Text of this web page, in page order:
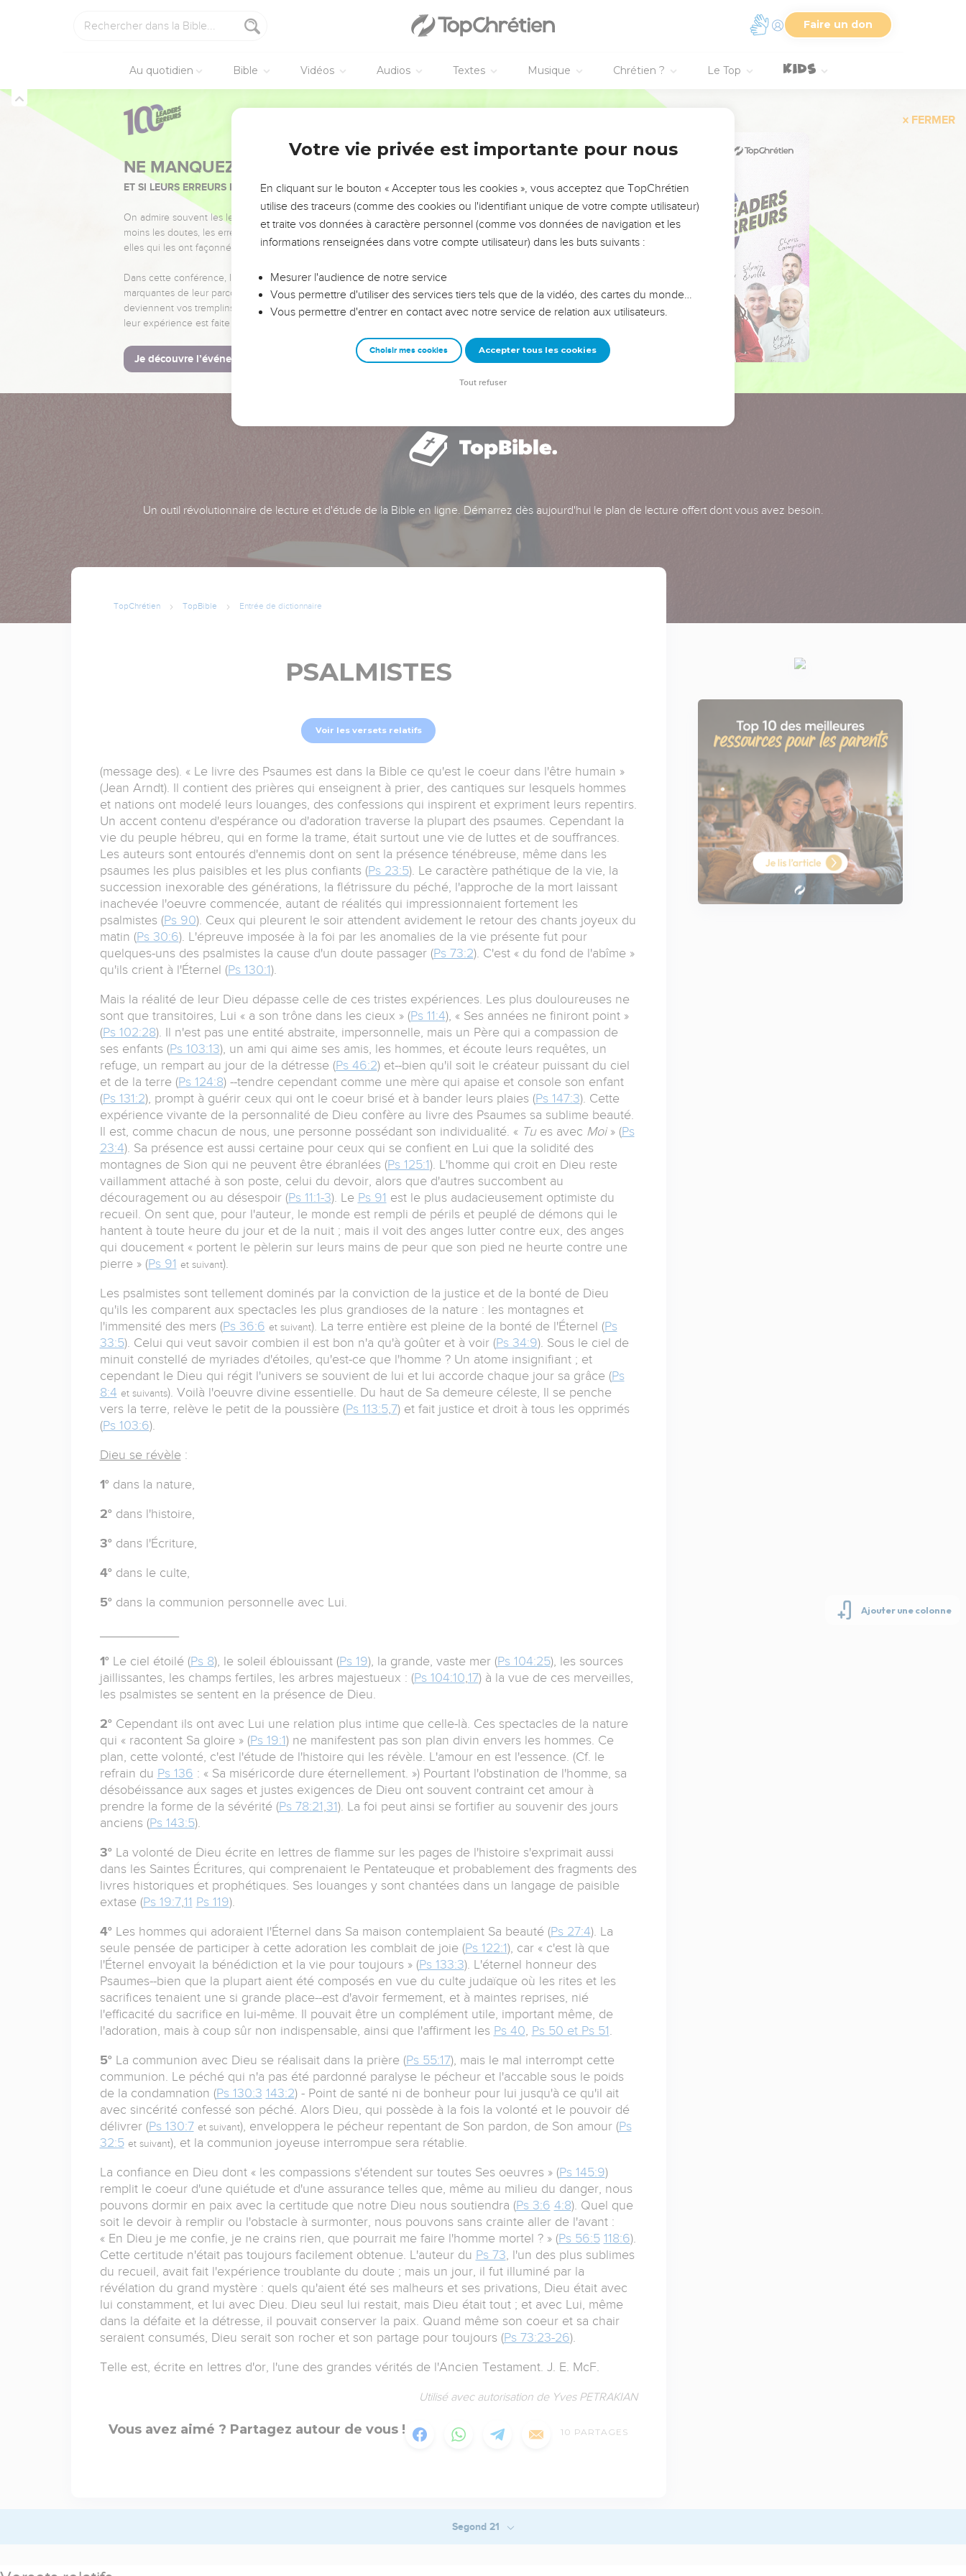
Faire un don
Au quotidien Bible Vidéos Audios Textes Musique Chrétien ? Le Top
FERMER
NE MANQUEZ PAS L’ÉVÉNEMENT DE L’ANNÉE !
ET SI LEURS ERREURS POUVAIENT VOUS ÉVITER LES VOTRES ?
On admire souvent les leaders pour leurs réussites, leur impact, leur foi ou leur vision. Mais on voit
moins les doutes, les erreurs et les saisons difficiles qu'ils ont traversés, alors même que ce sont
elles qui les ont façonnés.
Dans cette conférence, leaders, entrepreneurs, et responsables reviennent sur les erreurs
marquantes de leur parcours et les clés pour avancer avec plus de sagesse afin que leurs erreurs
deviennent vos tremplins. Que vous guidiez un ministère, une équipe, un groupe ou une famille,
leur expérience est faite pour vous.
Je découvre l’événement
Un outil révolutionnaire de lecture et d'étude de la Bible en ligne. Démarrez dès aujourd'hui le plan de lecture offert dont vous avez besoin.
TopChrétien TopBible Entrée de dictionnaire
PSALMISTES
Voir les versets relatifs
(message des). « Le livre des Psaumes est dans la Bible ce qu'est le coeur dans l'être humain »
(Jean Arndt). Il contient des prières qui enseignent à prier, des cantiques sur lesquels hommes
et nations ont modelé leurs louanges, des confessions qui inspirent et expriment leurs repentirs.
Un accent contenu d'espérance ou d'adoration traverse la plupart des psaumes. Cependant la
vie du peuple hébreu, qui en forme la trame, était surtout une vie de luttes et de souffrances.
Les auteurs sont entourés d'ennemis dont on sent la présence ténébreuse, même dans les
psaumes les plus paisibles et les plus confiants (Ps 23:5). Le caractère pathétique de la vie, la
succession inexorable des générations, la flétrissure du péché, l'approche de la mort laissant
inachevée l'oeuvre commencée, autant de réalités qui impressionnaient fortement les
psalmistes (Ps 90). Ceux qui pleurent le soir attendent avidement le retour des chants joyeux du
matin (Ps 30:6). L'épreuve imposée à la foi par les anomalies de la vie présente fut pour
quelques-uns des psalmistes la cause d'un doute passager (Ps 73:2). C'est « du fond de l'abîme »
qu'ils crient à l'Éternel (Ps 130:1).
Mais la réalité de leur Dieu dépasse celle de ces tristes expériences. Les plus douloureuses ne
sont que transitoires, Lui « a son trône dans les cieux » (Ps 11:4), « Ses années ne finiront point »
(Ps 102:28). Il n'est pas une entité abstraite, impersonnelle, mais un Père qui a compassion de
ses enfants (Ps 103:13), un ami qui aime ses amis, les hommes, et écoute leurs requêtes, un
refuge, un rempart au jour de la détresse (Ps 46:2) et--bien qu'il soit le créateur puissant du ciel
et de la terre (Ps 124:8) --tendre cependant comme une mère qui apaise et console son enfant
(Ps 131:2), prompt à guérir ceux qui ont le coeur brisé et à bander leurs plaies (Ps 147:3). Cette
expérience vivante de la personnalité de Dieu confère au livre des Psaumes sa sublime beauté.
Il est, comme chacun de nous, une personne possédant son individualité. « Tu es avec Moi» (Ps
23:4). Sa présence est aussi certaine pour ceux qui se confient en Lui que la solidité des
montagnes de Sion qui ne peuvent être ébranlées (Ps 125:1). L'homme qui croit en Dieu reste
vaillamment attaché à son poste, celui du devoir, alors que d'autres succombent au
découragement ou au désespoir (Ps 11:1-3). Le Ps 91 est le plus audacieusement optimiste du
recueil. On sent que, pour l'auteur, le monde est rempli de périls et peuplé de démons qui le
hantent à toute heure du jour et de la nuit ; mais il voit des anges lutter contre eux, des anges
qui doucement « portent le pèlerin sur leurs mains de peur que son pied ne heurte contre une
pierre » (Ps 91 et suivant).
Les psalmistes sont tellement dominés par la conviction de la justice et de la bonté de Dieu
qu'ils les comparent aux spectacles les plus grandioses de la nature : les montagnes et
l'immensité des mers (Ps 36:6 et suivant). La terre entière est pleine de la bonté de l'Éternel (Ps
33:5). Celui qui veut savoir combien il est bon n'a qu'à goûter et à voir (Ps 34:9). Sous le ciel de
minuit constellé de myriades d'étoiles, qu'est-ce que l'homme ? Un atome insignifiant ; et
cependant le Dieu qui régit l'univers se souvient de lui et lui accorde chaque jour sa grâce (Ps
8:4 et suivants). Voilà l'oeuvre divine essentielle. Du haut de Sa demeure céleste, Il se penche
vers la terre, relève le petit de la poussière (Ps 113:5, 7) et fait justice et droit à tous les opprimés
(Ps 103:6).
Dieu se révèle:
1° dans la nature,
2° dans l'histoire,
3° dans l'Écriture,
4° dans le culte,
5° dans la communion personnelle avec Lui.
1° Le ciel étoilé (Ps 8), le soleil éblouissant (Ps 19), la grande, vaste mer (Ps 104:25), les sources
jaillissantes, les champs fertiles, les arbres majestueux : (Ps 104:10 17) à la vue de ces merveilles,
les psalmistes se sentent en la présence de Dieu.
2° Cependant ils ont avec Lui une relation plus intime que celle-là. Ces spectacles de la nature
qui « racontent Sa gloire » (Ps 19:1) ne manifestent pas son plan divin envers les hommes. Ce
plan, cette volonté, c'est l'étude de l'histoire qui les révèle. L'amour en est l'essence. (Cf. le
refrain du Ps 136 : « Sa miséricorde dure éternellement. ») Pourtant l'obstination de l'homme, sa
désobéissance aux sages et justes exigences de Dieu ont souvent contraint cet amour à
prendre la forme de la sévérité (Ps 78:21 31). La foi peut ainsi se fortifier au souvenir des jours
anciens (Ps 143:5).
3° La volonté de Dieu écrite en lettres de flamme sur les pages de l'histoire s'exprimait aussi
dans les Saintes Écritures, qui comprenaient le Pentateuque et probablement des fragments des
livres historiques et prophétiques. Ses louanges y sont chantées dans un langage de paisible
extase (Ps 19:7, 11 Ps 119).
4° Les hommes qui adoraient l'Éternel dans Sa maison contemplaient Sa beauté (Ps 27:4). La
seule pensée de participer à cette adoration les comblait de joie (Ps 122:1), car « c'est là que
l'Éternel envoyait la bénédiction et la vie pour toujours » (Ps 133:3). L'éternel honneur des
Psaumes--bien que la plupart aient été composés en vue du culte judaïque où les rites et les
sacrifices tenaient une si grande place--est d'avoir fermement, et à maintes reprises, nié
l'efficacité du sacrifice en lui-même. Il pouvait être un complément utile, important même, de
l'adoration, mais à coup sûr non indispensable, ainsi que l'affirment les Ps 40 Ps 50 et Ps 51
5° La communion avec Dieu se réalisait dans la prière (Ps 55:17), mais le mal interrompt cette
communion. Le péché qui n'a pas été pardonné paralyse le pécheur et l'accable sous le poids
de la condamnation (Ps 130:3 143:2) - Point de santé ni de bonheur pour lui jusqu'à ce qu'il ait
avec sincérité confessé son péché. Alors Dieu, qui possède à la fois la volonté et le pouvoir dé
délivrer (Ps 130:7 et suivant), enveloppera le pécheur repentant de Son pardon, de Son amour (Ps
32:5 et suivant), et la communion joyeuse interrompue sera rétablie.
La confiance en Dieu dont « les compassions s'étendent sur toutes Ses oeuvres » (Ps 145:9)
remplit le coeur d'une quiétude et d'une assurance telles que, même au milieu du danger, nous
pouvons dormir en paix avec la certitude que notre Dieu nous soutiendra (Ps 3:6 4:8). Quel que
soit le devoir à remplir ou l'obstacle à surmonter, nous pouvons sans crainte aller de l'avant :
« En Dieu je me confie, je ne crains rien, que pourrait me faire l'homme mortel ? » (Ps 56:5 118:6).
Cette certitude n'était pas toujours facilement obtenue. L'auteur du Ps 73 , l'un des plus sublimes
du recueil, avait fait l'expérience troublante du doute ; mais un jour, il fut illuminé par la
révélation du grand mystère : quels qu'aient été ses malheurs et ses privations, Dieu était avec
lui constamment, et lui avec Dieu. Dieu seul lui restait, mais Dieu était tout ; et avec Lui, même
dans la défaite et la détresse, il pouvait conserver la paix. Quand même son coeur et sa chair
seraient consumés, Dieu serait son rocher et son partage pour toujours (Ps 73:23-26).
Telle est, écrite en lettres d'or, l'une des grandes vérités de l'Ancien Testament. J. E. McF.
Utilisé avec autorisation de Yves PETRAKIAN
Vous avez aimé ? Partagez autour de vous ! 10 PARTAGES
Segond 21
Votre vie privée est importante pour nous
En cliquant sur le bouton « Accepter tous les cookies », vous acceptez que TopChrétien
utilise des traceurs (comme des cookies ou l'identifiant unique de votre compte utilisateur)
et traite vos données à caractère personnel (comme vos données de navigation et les
informations renseignées dans votre compte utilisateur) dans les buts suivants :
Mesurer l'audience de notre service
Vous permettre d'utiliser des services tiers tels que de la vidéo, des cartes du monde…
Vous permettre d'entrer en contact avec notre service de relation aux utilisateurs.
Choisir mes cookies Accepter tous les cookies
Tout refuser